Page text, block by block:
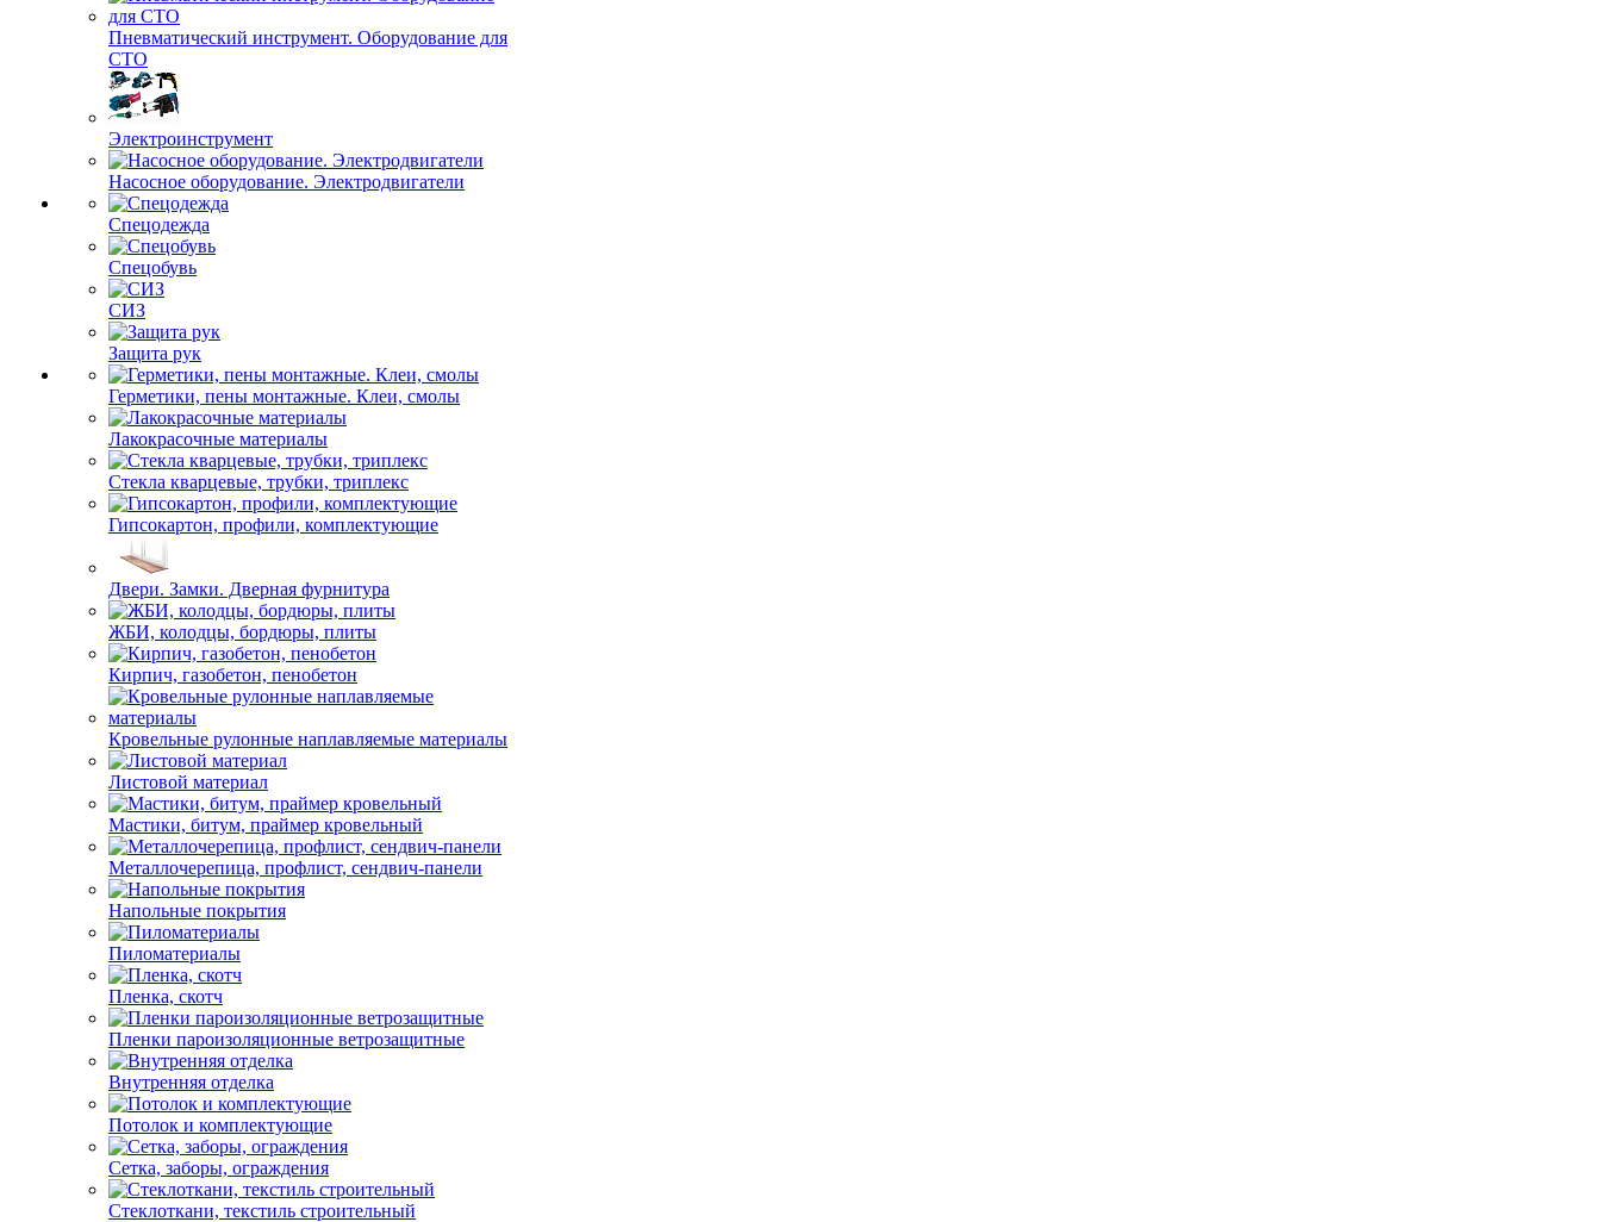
Пневматический инструмент. Оборудование для
СТО
Электроинструмент
Насосное оборудование. Электродвигатели
Спецодежда
Спецобувь
СИЗ
Защита рук
Герметики, пены монтажные. Клеи, смолы
Лакокрасочные материалы
Стекла кварцевые, трубки, триплекс
Гипсокартон, профили, комплектующие
Двери. Замки. Дверная фурнитура
ЖБИ, колодцы, бордюры, плиты
Кирпич, газобетон, пенобетон
Кровельные рулонные наплавляемые материалы
Листовой материал
Мастики, битум, праймер кровельный
Металлочерепица, профлист, сендвич-панели
Напольные покрытия
Пиломатериалы
Пленка, скотч
Пленки пароизоляционные ветрозащитные
Внутренняя отделка
Потолок и комплектующие
Сетка, заборы, ограждения
Стеклоткани, текстиль строительный